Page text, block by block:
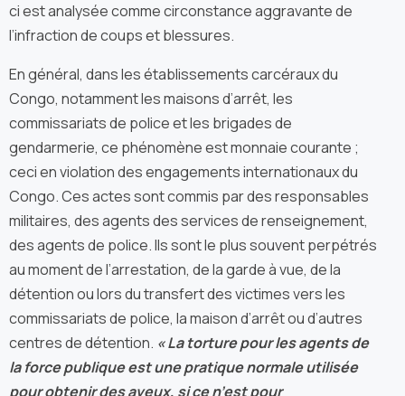
ci est analysée comme circonstance aggravante de
l’infraction de coups et blessures.
En général, dans les établissements carcéraux du
Congo, notamment les maisons d’arrêt, les
commissariats de police et les brigades de
gendarmerie, ce phénomène est monnaie courante ;
ceci en violation des engagements internationaux du
Congo. Ces actes sont commis par des responsables
militaires, des agents des services de renseignement,
des agents de police. Ils sont le plus souvent perpétrés
au moment de l’arrestation, de la garde à vue, de la
détention ou lors du transfert des victimes vers les
commissariats de police, la maison d’arrêt ou d’autres
centres de détention. « La torture pour les agents de
la force publique est une pratique normale utilisée
pour obtenir des aveux, si ce n’est pour